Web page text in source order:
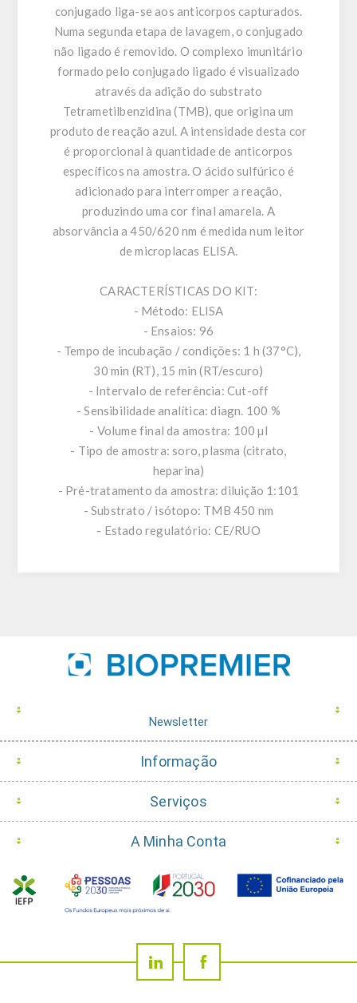
conjugado liga-se aos anticorpos capturados.
Numa segunda etapa de lavagem, o conjugado
não ligado é removido. O complexo imunitário
formado pelo conjugado ligado é visualizado
através da adição do substrato
Tetrametilbenzidina (TMB), que origina um
produto de reação azul. A intensidade desta cor
é proporcional à quantidade de anticorpos
específicos na amostra. O ácido sulfúrico é
adicionado para interromper a reação,
produzindo uma cor final amarela. A
absorvância a 450/620 nm é medida num leitor
de microplacas ELISA.
CARACTERÍSTICAS DO KIT:
- Método: ELISA
- Ensaios: 96
- Tempo de incubação / condições: 1 h (37°C),
30 min (RT), 15 min (RT/escuro)
- Intervalo de referência: Cut-off
- Sensibilidade analítica: diagn. 100 %
- Volume final da amostra: 100 µl
- Tipo de amostra: soro, plasma (citrato,
heparina)
- Pré-tratamento da amostra: diluição 1:101
- Substrato / isótopo: TMB 450 nm
- Estado regulatório: CE/RUO
Newsletter
Informação
Serviços
A Minha Conta